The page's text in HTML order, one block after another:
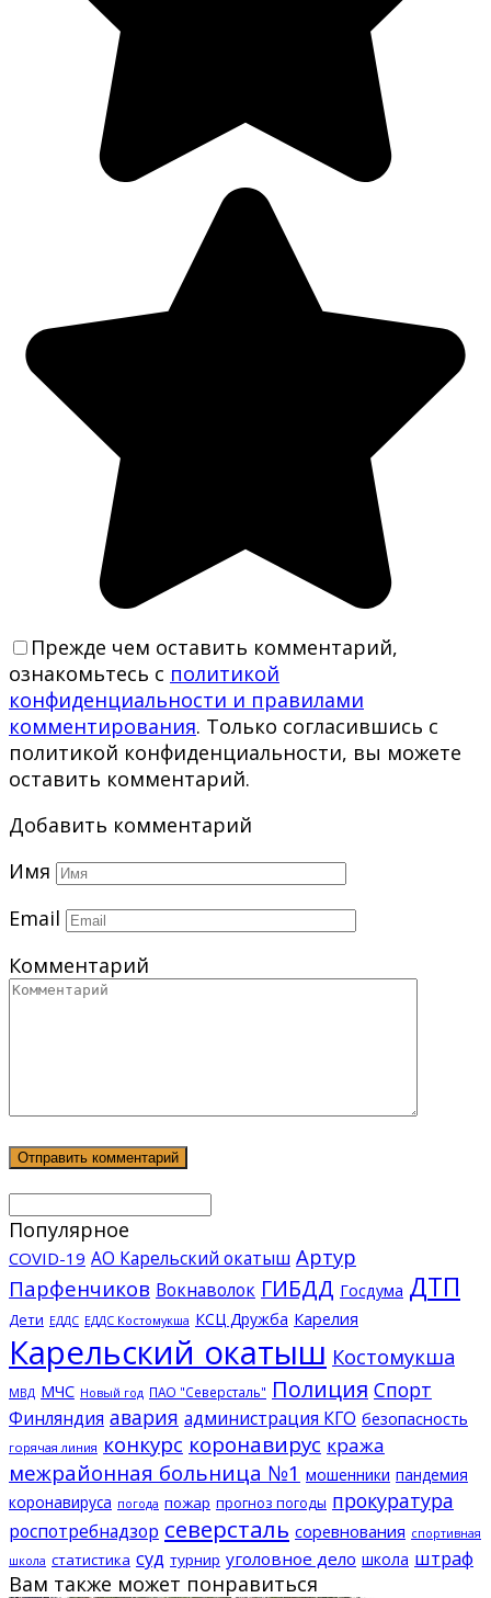
Прежде чем оставить комментарий,
ознакомьтесь с политикой
конфиденциальности и правилами
комментирования. Только согласившись с
политикой конфиденциальности, вы можете
оставить комментарий.
Добавить комментарий
Имя
Email
Комментарий
Популярное
COVID-19 АО Карельский окатыш Артур
Парфенчиков Вокнаволок ГИБДД Госдума ДТП
Дети ЕДДС ЕДДС Костомукша КСЦ Дружба Карелия
Карельский окатыш Костомукша
МВД МЧС Новый год ПАО "Северсталь" Полиция Спорт
Финляндия авария администрация КГО безопасность
горячая линия конкурс коронавирус кража
межрайонная больница №1 мошенники пандемия
коронавируса погода пожар прогноз погоды прокуратура
роспотребнадзор северсталь соревнования спортивная
школа статистика суд турнир уголовное дело школа штраф
Вам также может понравиться